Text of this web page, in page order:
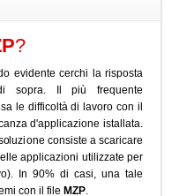
?
evidente cerchi la risposta
sopra. Il più frequente
le difficoltà di lavoro con il
d'applicazione istallata.
consiste a scaricare
applicazioni utilizzate per
In 90% di casi, una tale
con il file MZP.